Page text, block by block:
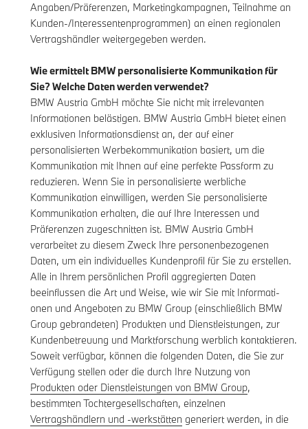
Angaben/Präferenzen, Marketingkampagnen, Teilnahme an
Kunden-/Interessentenprogrammen) an einen regionalen
Vertragshändler weitergegeben werden.
Wie ermittelt BMW personalisierte Kommunikation für
Sie? Welche Daten werden verwendet?
BMW Austria GmbH möchte Sie nicht mit irrelevanten
Informationen belästigen. BMW Austria GmbH bietet einen
exklusiven Informationsdienst an, der auf einer
personalisierten Werbekommunikation basiert, um die
Kommunikation mit Ihnen auf eine perfekte Passform zu
reduzieren. Wenn Sie in personalisierte werbliche
Kommunikation einwilligen, werden Sie personalisierte
Kommunikation erhalten, die auf Ihre Interessen und
Präferenzen zugeschnitten ist. BMW Austria GmbH
verarbeitet zu diesem Zweck Ihre personenbezogenen
Daten, um ein individuelles Kundenprofil für Sie zu erstellen.
Alle in Ihrem persönlichen Profil aggregierten Daten
beeinflussen die Art und Weise, wie wir Sie mit Informati-
onen und Angeboten zu BMW Group (einschließlich BMW
Group gebrandeten) Produkten und Dienstleistungen, zur
Kundenbetreuung und Marktforschung werblich kontaktieren.
Soweit verfügbar, können die folgenden Daten, die Sie zur
Verfügung stellen oder die durch Ihre Nutzung von
Produkten oder Dienstleistungen von BMW Group,
bestimmten Tochtergesellschaften, einzelnen
Vertragshändlern und -werkstätten generiert werden, in die